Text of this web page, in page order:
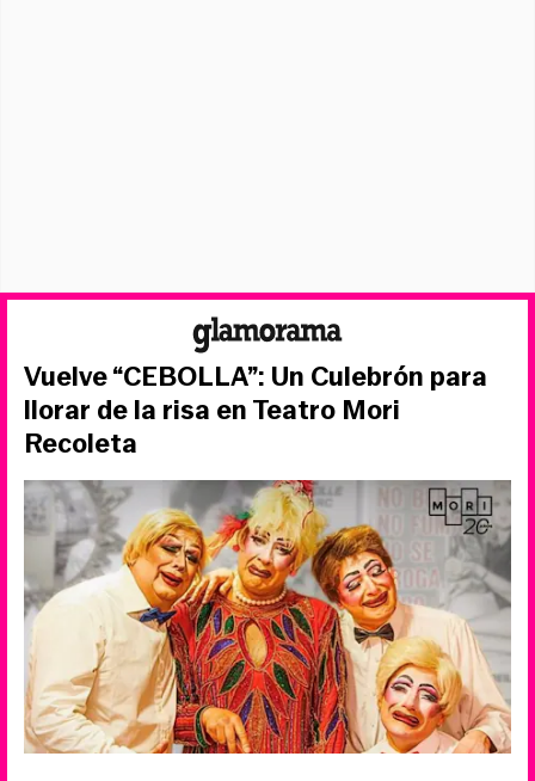
Vuelve “CEBOLLA”: Un Culebrón para
llorar de la risa en Teatro Mori
Recoleta